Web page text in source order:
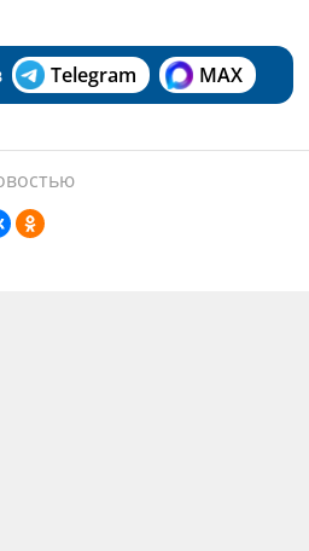
Telegram MAX